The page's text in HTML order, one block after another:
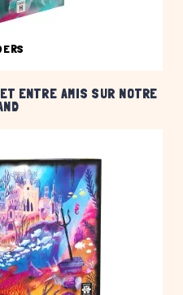
ENTRE AMIS SUR NOTRE